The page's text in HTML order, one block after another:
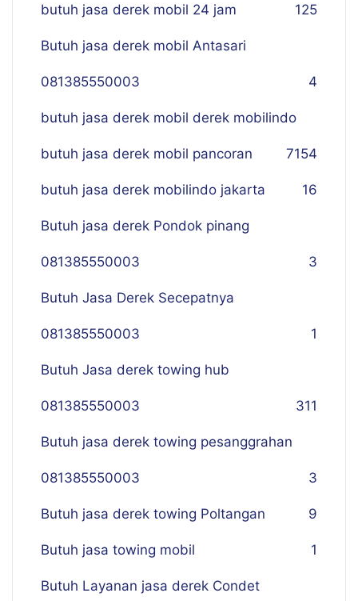
butuh jasa derek mobil 24 jam 125
Butuh jasa derek mobil Antasari
081385550003 4
butuh jasa derek mobil derek mobilindo
154
butuh jasa derek mobil pancoran 7
butuh jasa derek mobilindo jakarta 16
Butuh jasa derek Pondok pinang
081385550003 3
Butuh Jasa Derek Secepatnya
081385550003 1
Butuh Jasa derek towing hub
081385550003 311
Butuh jasa derek towing pesanggrahan
081385550003 3
Butuh jasa derek towing Poltangan 9
Butuh jasa towing mobil 1
Butuh Layanan jasa derek Condet